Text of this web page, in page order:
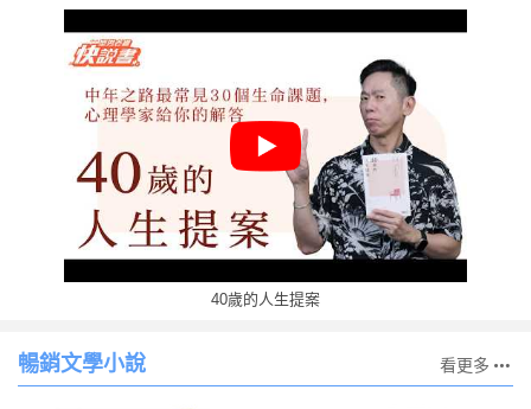
40歲的人生提案
暢銷文學小說 看更多